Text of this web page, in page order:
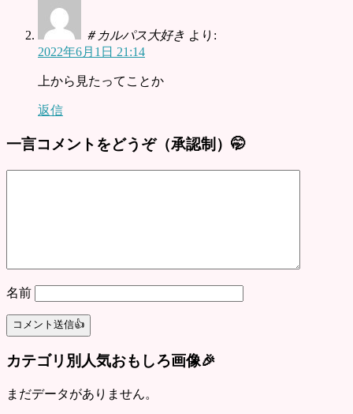
＃カルパス大好き より:
2022年6月1日 21:14
上から見たってことか
返信
一言コメントをどうぞ（承認制）🤭
名前
カテゴリ別人気おもしろ画像🎉
まだデータがありません。